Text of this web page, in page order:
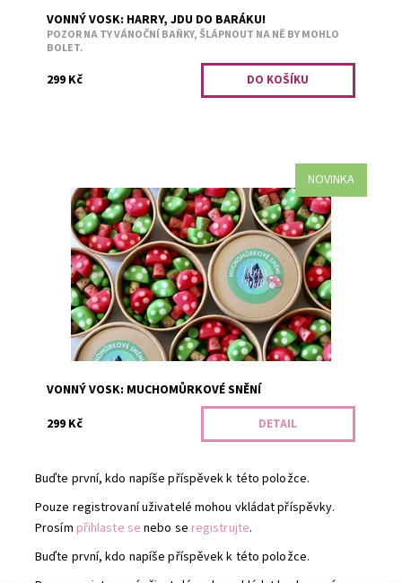
VONNÝ VOSK: HARRY, JDU DO BARÁKU!
POZOR NA TY VÁNOČNÍ BAŇKY, ŠLÁPNOUT NA NĚ BY MOHLO
BOLET.
299 Kč
NOVINKA
Vyrazte do lesa a pak se zahřejte doma u čaje. Zelená -
vůně lesní mýtiny. Červená - pomerančový čaj. V jedné
ekologické...
Dostupnost:
Předobjednávka
Kód:
3446
VONNÝ VOSK: MUCHOMŮRKOVÉ SNĚNÍ
299 Kč
DETAIL
Buďte první, kdo napíše příspěvek k této položce.
Pouze registrovaní uživatelé mohou vkládat příspěvky.
Prosím přihlaste se nebo se registrujte.
Buďte první, kdo napíše příspěvek k této položce.